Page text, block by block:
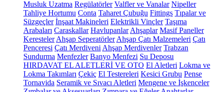
Musluk Uzatma Regülatörler Valfler ve Vanalar Nipeller
Tahliye Hortumu Conta Taharet Çubuğu Fittings Tıpalar ve
Süzgeçler İnşaat Makineleri Elektrikli Vinçler Taşıma
Arabaları Caraskallar Havlupanlar Ahşaplar Masif Paneller
Keresteler Ahşap Seperatörler Ahşap Çatı Malzemeleri Çatı
Penceresi Çatı Merdiveni Ahşap Merdivenler Trabzan
Sundurma Menfezler Banyo Menfezi Su Deposu
HIRDAVAT EL ALETLERİ VE OTO El Aletleri Lokma ve
Lokma Takımları Çekiç El Testereleri Kesici Grubu Pense
Tornavida Seramik ve Sıvacı Aletleri Mengene ve İşkenceler